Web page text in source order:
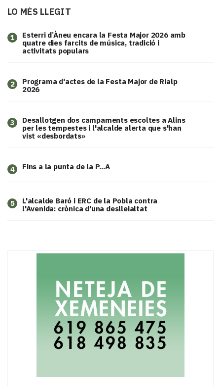
LO MÉS LLEGIT
1
Esterri d’Àneu encara la Festa Major 2026 amb
quatre dies farcits de música, tradició i
activitats populars
2
Programa d'actes de la Festa Major de Rialp
2026
3
​Desallotgen dos campaments escoltes a Alins
per les tempestes i l'alcalde alerta que s'han
vist «desbordats»
4 Fins a la punta de la P...A
5
L'alcalde Baró i ERC de la Pobla contra
l'Avenida: crònica d'una deslleialtat